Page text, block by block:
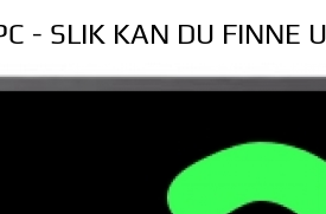
- SLIK KAN DU FINNE